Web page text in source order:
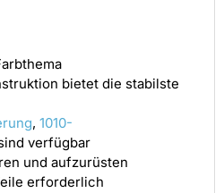
bietet die stabilste
, 1010-
verfügbar
und aufzurüsten
erforderlich